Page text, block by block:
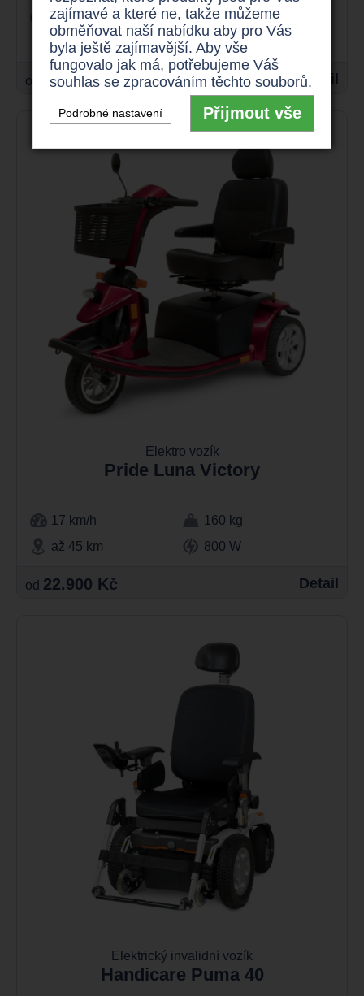
15 km/h
175 kg
až 60 km
625 W
od 29.900 Kč Detail
Elektro vozík
Pride Luna Victory
17 km/h
160 kg
až 45 km
800 W
od 22.900 Kč Detail
Elektrický invalidní vozík
Handicare Puma 40
zajímavé a které ne, takže můžeme
obměňovat naší nabídku aby pro Vás
byla ještě zajímavější. Aby vše
fungovalo jak má, potřebujeme Váš
souhlas se zpracováním těchto souborů.
Podrobné nastavení Přijmout vše